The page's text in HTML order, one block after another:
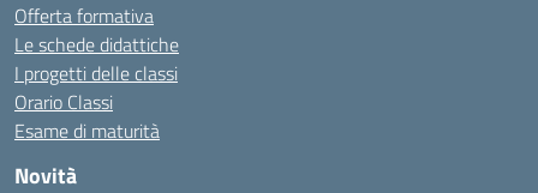
Offerta formativa
Le schede didattiche
I progetti delle classi
Orario Classi
Esame di maturità
Novità